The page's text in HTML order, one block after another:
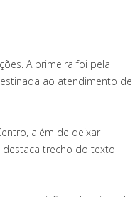
A primeira foi pela
ao atendimento de
além de deixar
destaca trecho do texto